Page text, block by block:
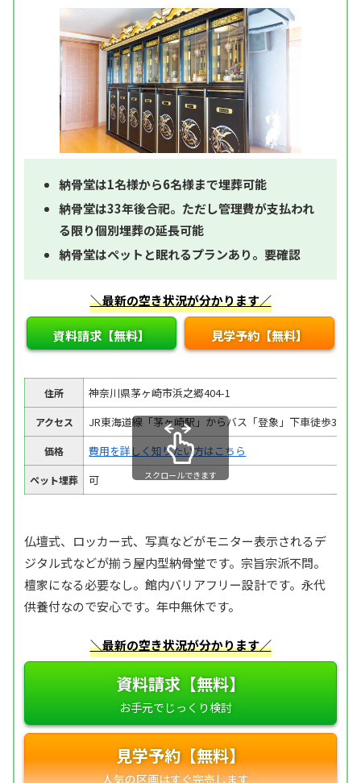
納骨堂は1名様から6名様まで埋葬可能
納骨堂は33年後合祀。ただし管理費が支払われ
る限り個別埋葬の延長可能
納骨堂はペットと眠れるプランあり。要確認
＼最新の空き状況が分かります／
資料請求【無料】 見学予約【無料】
住所 神奈川県茅ヶ崎市浜之郷404-1
アクセス JR東海道線「茅ヶ崎駅」からバス「登象」下車徒歩3分
価格 費用を詳しく知りたい方はこちら
ペット埋葬 可 スクロールできます
仏壇式、ロッカー式、写真などがモニター表示されるデ
ジタル式などが揃う屋内型納骨堂です。宗旨宗派不問。
檀家になる必要なし。館内バリアフリー設計です。永代
供養付なので安心です。年中無休です。
＼最新の空き状況が分かります／
資料請求【無料】
見学予約【無料】